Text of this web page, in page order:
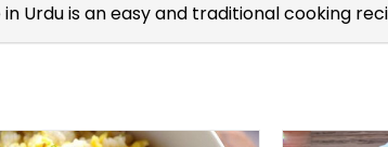
in Urdu is an easy and traditional cooking